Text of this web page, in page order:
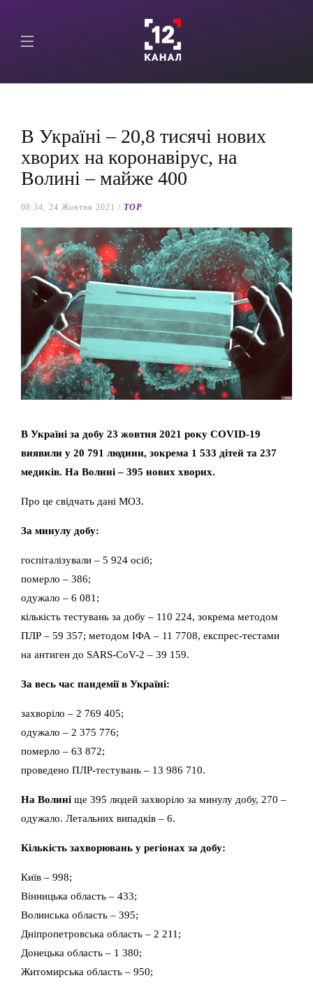
В Україні – 20,8 тисячі нових
хворих на коронавірус, на
Волині – майже 400
08:34, 24 Жовтня 2021 / TOP
В Україні за добу 23 жовтня 2021 року COVID-19
виявили у 20 791 людини, зокрема 1 533 дітей та 237
медиків. На Волині – 395 нових хворих.
Про це свідчать дані МОЗ.
За минулу добу:
госпіталізували – 5 924 осіб;
померло – 386;
одужало – 6 081;
кількість тестувань за добу – 110 224, зокрема методом
ПЛР – 59 357; методом ІФА – 11 7708, експрес-тестами
на антиген до SARS-CoV-2 – 39 159.
За весь час пандемії в Україні:
захворіло – 2 769 405;
одужало – 2 375 776;
померло – 63 872;
проведено ПЛР-тестувань – 13 986 710.
На Волині ще 395 людей захворіло за минулу добу, 270 –
одужало. Летальних випадків – 6.
Кількість захворювань у регіонах за добу:
Київ – 998;
Вінницька область – 433;
Волинська область – 395;
Дніпропетровська область – 2 211;
Донецька область – 1 380;
Житомирська область – 950;